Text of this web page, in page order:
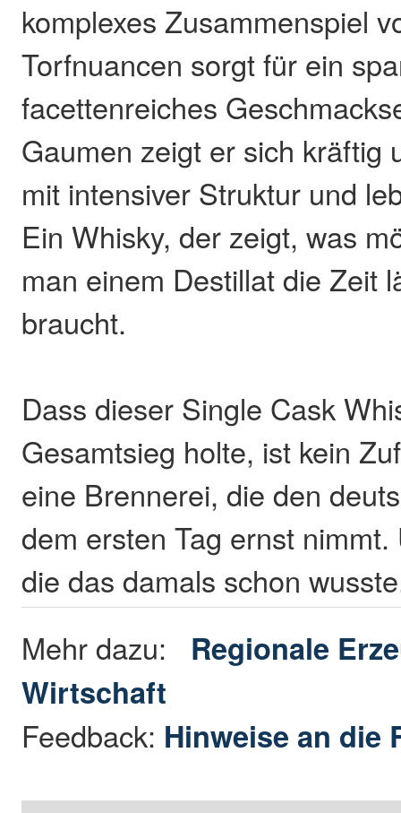
komplexes Zusammenspiel
Torfnuancen sorgt für ein
facettenreiches
Gaumen zeigt er sich kräftig
mit intensiver Struktur und
Ein Whisky, der zeigt, was
man einem Destillat die Zeit
braucht.
Dass dieser Single Cask
Gesamtsieg holte, ist kein
eine Brennerei, die den
dem ersten Tag ernst
die das damals schon
Mehr dazu: Regionale
Wirtschaft
Feedback: Hinweise an die